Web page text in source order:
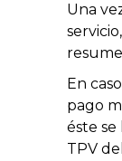
Una
En
pago
éste se
TPV